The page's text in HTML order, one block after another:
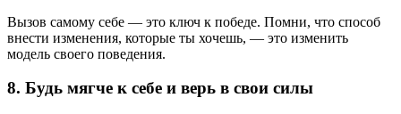
Вызов самому себе — это ключ к победе. Помни, что способ
внести изменения, которые ты хочешь, — это изменить
модель своего поведения.
8. Будь мягче к себе и верь в свои силы